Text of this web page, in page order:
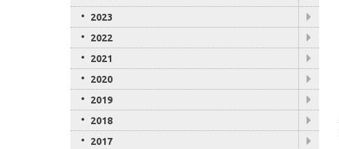
2023
2022
2021
2020
2019
2018
2017